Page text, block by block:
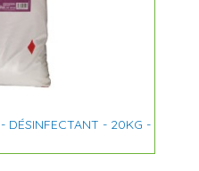
DÉSINFECTANT - 20KG -